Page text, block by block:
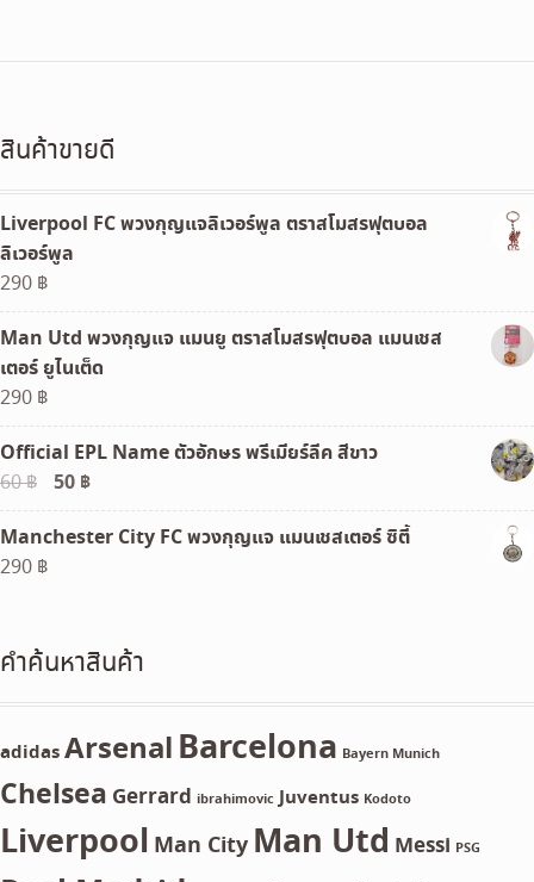
สินค้าขายดี
Liverpool FC พวงกุญแจลิเวอร์พูล ตราสโมสรฟุตบอล
ลิเวอร์พูล
290 ฿
Man Utd พวงกุญแจ แมนยู ตราสโมสรฟุตบอล แมนเชส
เตอร์ ยูไนเต็ด
290 ฿
Official EPL Name ตัวอักษร พรีเมียร์ลีค สีขาว
60฿
Original
price
was:
60 ฿.
50 ฿Current
price
is:
Manchester City FC พวงกุญแจ แมนเชสเตอร์ ซิตี้
290 ฿
คำค้นหาสินค้า
adidasArsenalBarcelona Bayern Munich
Chelsea Gerrard ibrahimovic Juventus Kodoto
Liverpool Man City Man Utd Messi PSG